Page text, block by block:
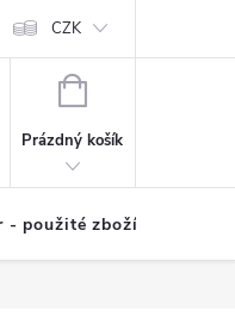
zboží Spolupráce |
CZK
NÁKUPNÍ
Prázdný košík
- použité zboží